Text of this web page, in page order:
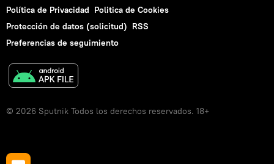
Política de Privacidad Politica de Cookies
Protección de datos (solicitud) RSS
Preferencias de seguimiento
© 2026 Sputnik Todos los derechos reservados. 18+